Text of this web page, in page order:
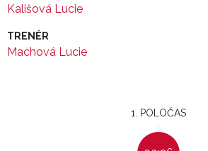
Kališová Lucie
TRENÉR
Machová Lucie
1. POLOČAS